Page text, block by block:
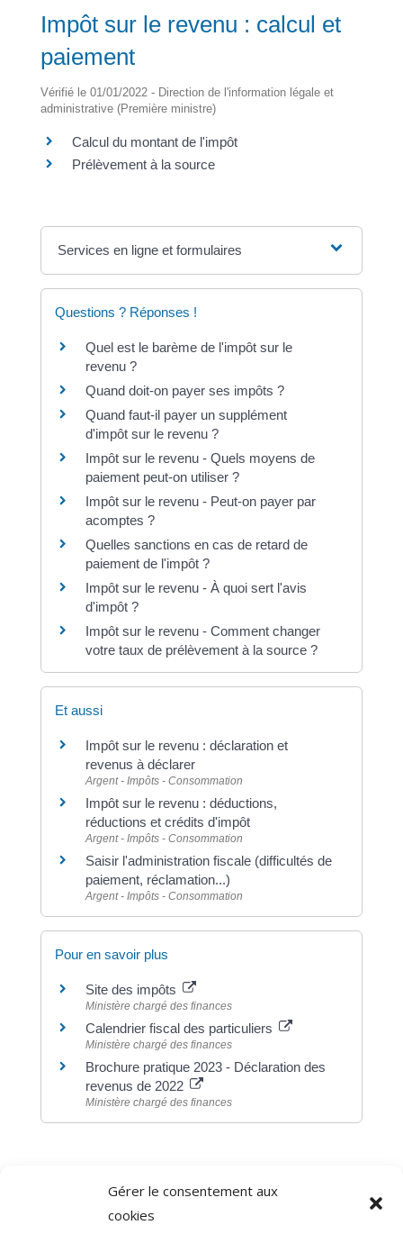
Gérer le consentement aux
cookies
Impôt sur le revenu : calcul et
paiement
Vérifié le 01/01/2022 - Direction de l'information légale et
administrative (Première ministre)
Calcul du montant de l'impôt
Prélèvement à la source
Services en ligne et formulaires
Questions ? Réponses !
Quel est le barème de l'impôt sur le
revenu ?
Quand doit-on payer ses impôts ?
Quand faut-il payer un supplément
d'impôt sur le revenu ?
Impôt sur le revenu - Quels moyens de
paiement peut-on utiliser ?
Impôt sur le revenu - Peut-on payer par
acomptes ?
Quelles sanctions en cas de retard de
paiement de l'impôt ?
Impôt sur le revenu - À quoi sert l'avis
d'impôt ?
Impôt sur le revenu - Comment changer
votre taux de prélèvement à la source ?
Et aussi
Impôt sur le revenu : déclaration et
revenus à déclarer
Argent - Impôts - Consommation
Impôt sur le revenu : déductions,
réductions et crédits d'impôt
Argent - Impôts - Consommation
Saisir l'administration fiscale (difficultés de
paiement, réclamation...)
Argent - Impôts - Consommation
Pour en savoir plus
Site des impôts
Ministère chargé des finances
Calendrier fiscal des particuliers
Ministère chargé des finances
Brochure pratique 2023 - Déclaration des
revenus de 2022
Ministère chargé des finances
Direction de l'information légale et administrative
comarquage developpé par